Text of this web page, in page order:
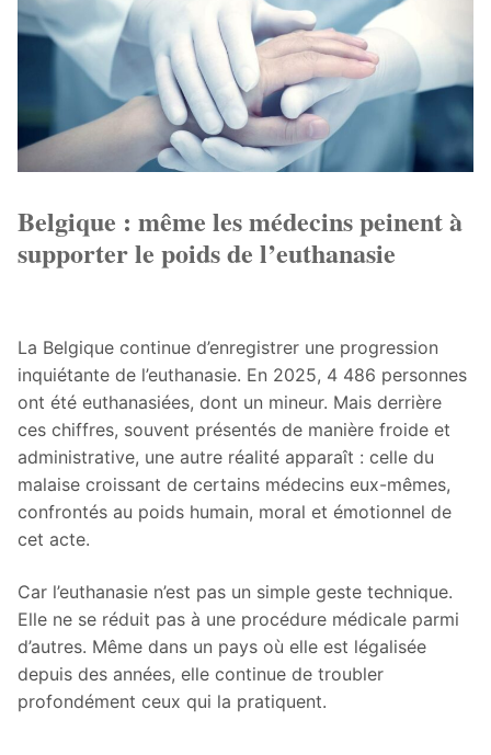
Belgique : même les médecins peinent à
supporter le poids de l’euthanasie
La Belgique continue d’enregistrer une progression
inquiétante de l’euthanasie. En 2025, 4 486 personnes
ont été euthanasiées, dont un mineur. Mais derrière
ces chiffres, souvent présentés de manière froide et
administrative, une autre réalité apparaît : celle du
malaise croissant de certains médecins eux-mêmes,
confrontés au poids humain, moral et émotionnel de
cet acte.
Car l’euthanasie n’est pas un simple geste technique.
Elle ne se réduit pas à une procédure médicale parmi
d’autres. Même dans un pays où elle est légalisée
depuis des années, elle continue de troubler
profondément ceux qui la pratiquent.